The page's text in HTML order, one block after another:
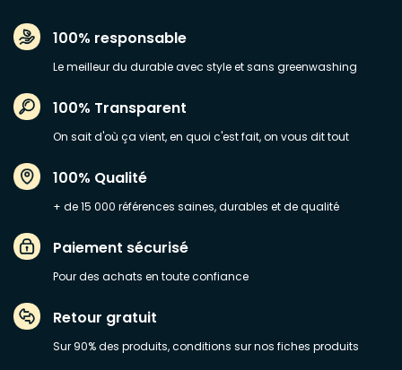
100% responsable
Le meilleur du durable avec style et sans greenwashing
100% Transparent
On sait d'où ça vient, en quoi c'est fait, on vous dit tout
100% Qualité
+ de 15 000 références saines, durables et de qualité
Paiement sécurisé
Pour des achats en toute confiance
Retour gratuit
Sur 90% des produits, conditions sur nos fiches produits